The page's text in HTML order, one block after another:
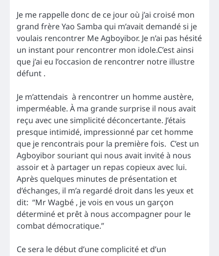
Je me rappelle donc de ce jour où j’ai croisé mon
grand frère Yao Samba qui m’avait demandé si je
voulais rencontrer Me Agboyibor. Je n’ai pas hésité
un instant pour rencontrer mon idole.C’est ainsi
que j’ai eu l’occasion de rencontrer notre illustre
défunt .
Je m’attendais à rencontrer un homme austère,
imperméable. À ma grande surprise il nous avait
reçu avec une simplicité déconcertante. J’étais
presque intimidé, impressionné par cet homme
que je rencontrais pour la première fois. C’est un
Agboyibor souriant qui nous avait invité à nous
assoir et à partager un repas copieux avec lui.
Après quelques minutes de présentation et
d’échanges, il m’a regardé droit dans les yeux et
dit: “Mr Wagbé , je vois en vous un garçon
déterminé et prêt à nous accompagner pour le
combat démocratique.”
Ce sera le début d’une complicité et d’un